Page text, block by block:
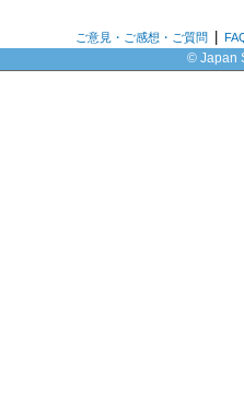
ご意見・ご感想・ご質問
© Japan